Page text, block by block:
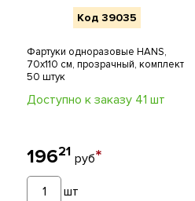
Код 39035
Фартуки одноразовые HANS,
70х110 см, прозрачный, комплект
50 штук
Доступно к заказу 41 шт
19621 руб*
шт